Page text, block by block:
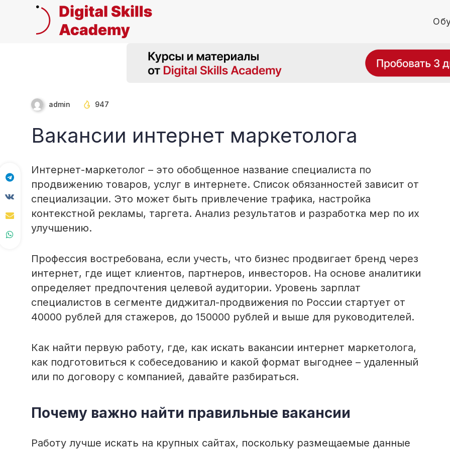
admin 947
Вакансии интернет маркетолога
Интернет-маркетолог – это обобщенное название специалиста по
продвижению товаров, услуг в интернете. Список обязанностей зависит от
специализации. Это может быть привлечение трафика, настройка
контекстной рекламы, таргета. Анализ результатов и разработка мер по их
улучшению.
Профессия востребована, если учесть, что бизнес продвигает бренд через
интернет, где ищет клиентов, партнеров, инвесторов. На основе аналитики
определяет предпочтения целевой аудитории. Уровень зарплат
специалистов в сегменте диджитал-продвижения по России стартует от
40000 рублей для стажеров, до 150000 рублей и выше для руководителей.
Как найти первую работу, где, как искать вакансии интернет маркетолога,
как подготовиться к собеседованию и какой формат выгоднее – удаленный
или по договору с компанией, давайте разбираться.
Почему важно найти правильные вакансии
Работу лучше искать на крупных сайтах, поскольку размещаемые данные